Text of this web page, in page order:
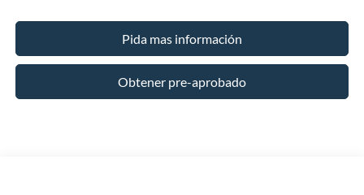
Pida mas información
Obtener pre-aprobado